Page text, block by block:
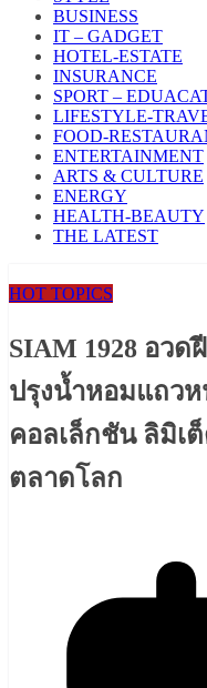
BUSINESS
IT – GADGET
HOTEL-ESTATE
INSURANCE
SPORT –
LIFESTYLE​-
FOOD-
ENTERTAINMENT
ARTS & CULTURE
ENERGY
HEALTH​-BEAUTY
THE LATEST
HOT TOPICS
SIAM 1928 อว
ปรุงน้ำหอมแถวห
คอลเล็กชัน ลิมิเ
ตลาดโลก